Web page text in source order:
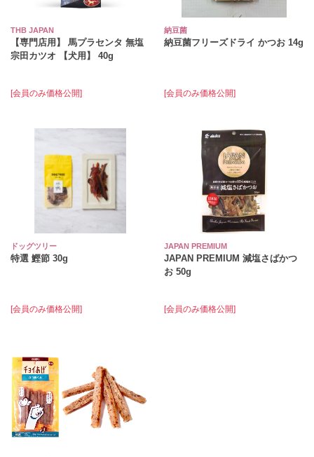
THB JAPAN
【専門店用】 馬プラセンタ 無塩
宗田カツオ 【犬用】 40g
[会員のみ価格公開]
納豆菌
納豆菌フリーズドライ かつお 14g
[会員のみ価格公開]
ドッグツリー
特選 鰹節 30g
[会員のみ価格公開]
JAPAN PREMIUM
JAPAN PREMIUM 減塩さばかつ
お 50g
[会員のみ価格公開]